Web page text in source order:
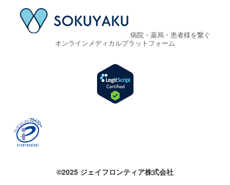
病院・薬局・患者様を繋ぐ
オンラインメディカルプラットフォーム
©2025 ジェイフロンティア株式会社